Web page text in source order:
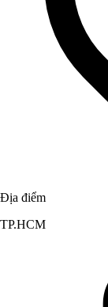
Địa điểm
TP.HCM